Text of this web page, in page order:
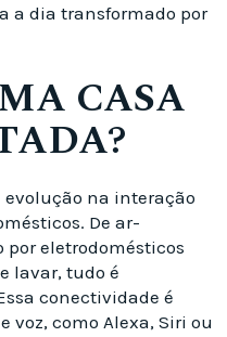
a dia transformado por
CASA
evolução na interação
De ar-
por eletrodomésticos
lavar, tudo é
conectividade é
voz, como Alexa, Siri ou